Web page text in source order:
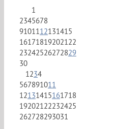
1
2345678
9101112131415
16171819202122
23242526272829
30
1234
567891011
12131415161718
19202122232425
262728293031